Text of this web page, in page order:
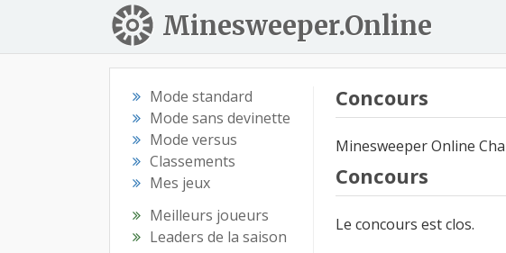
Minesweeper.Online
Mode standard
Mode sans devinette
Mode versus
Classements
Mes jeux
Meilleurs joueurs
Leaders de la saison
Concours
Minesweeper Online
Concours
Le concours est clos.